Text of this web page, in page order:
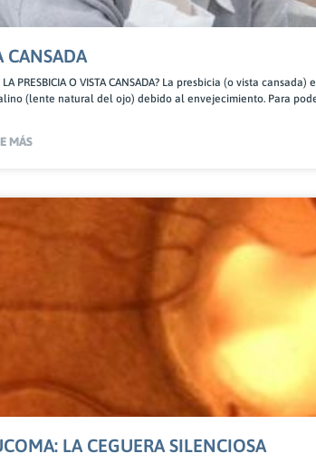
CANSADA
LA PRESBICIA O VISTA CANSADA? La presbicia (o vista
(lente natural del ojo) debido al envejecimiento. Para
MÁS
LA CEGUERA SILENCIOSA